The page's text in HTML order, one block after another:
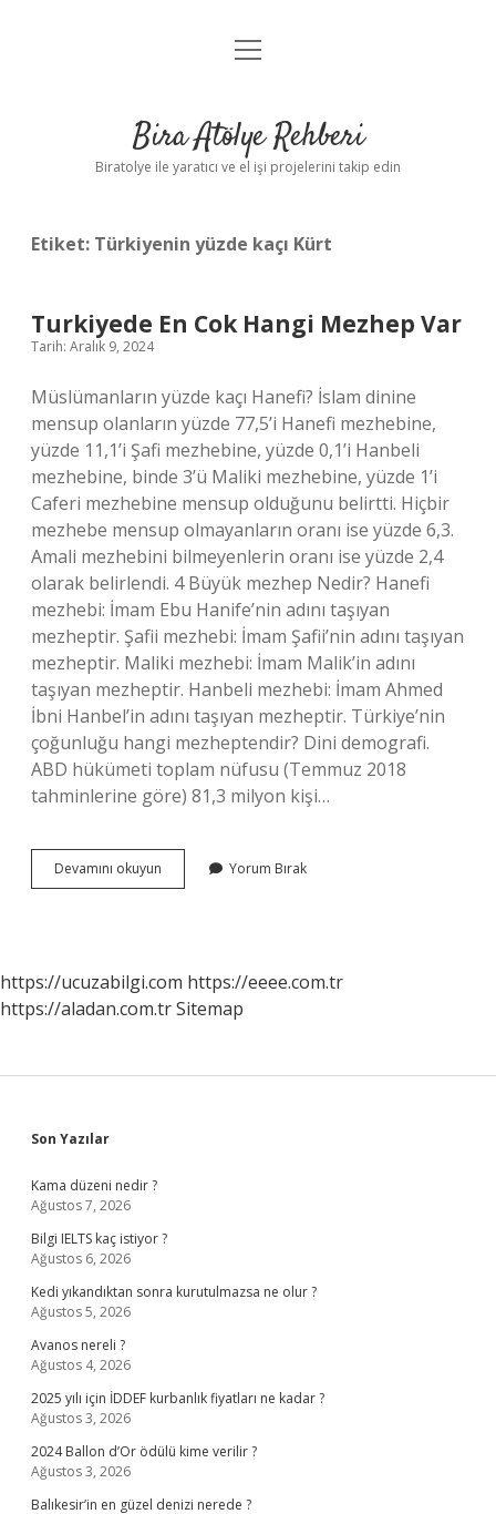
Anasayfa
Yasal Uyarı
menüyü
Bira Atölye Rehberi
Biratolye ile yaratıcı ve el işi projelerini takip edin
Etiket: Türkiyenin yüzde kaçı Kürt
Turkiyede En Cok Hangi Mezhep Var
Tarih: Aralık 9, 2024
Müslümanların yüzde kaçı Hanefi? İslam dinine
mensup olanların yüzde 77,5’i Hanefi mezhebine,
yüzde 11,1’i Şafi mezhebine, yüzde 0,1’i Hanbeli
mezhebine, binde 3’ü Maliki mezhebine, yüzde 1’i
Caferi mezhebine mensup olduğunu belirtti. Hiçbir
mezhebe mensup olmayanların oranı ise yüzde 6,3.
Amali mezhebini bilmeyenlerin oranı ise yüzde 2,4
olarak belirlendi. 4 Büyük mezhep Nedir? Hanefi
mezhebi: İmam Ebu Hanife’nin adını taşıyan
mezheptir. Şafii mezhebi: İmam Şafii’nin adını taşıyan
mezheptir. Maliki mezhebi: İmam Malik’in adını
taşıyan mezheptir. Hanbeli mezhebi: İmam Ahmed
İbni Hanbel’in adını taşıyan mezheptir. Türkiye’nin
çoğunluğu hangi mezheptendir? Dini demografi.
ABD hükümeti toplam nüfusu (Temmuz 2018
tahminlerine göre) 81,3 milyon kişi…
Devamını okuyun Turkiyede
En
Yorum Bırak
https://ucuzabilgi.com https://eeee.com.tr
https://aladan.com.trSitemap
Sidebar
Son Yazılar
Kama düzeni nedir ?
Ağustos 7, 2026
Bilgi IELTS kaç istiyor ?
Ağustos 6, 2026
Kedi yıkandıktan sonra kurutulmazsa ne olur ?
Ağustos 5, 2026
Avanos nereli ?
Ağustos 4, 2026
2025 yılı için İDDEF kurbanlık fiyatları ne kadar ?
Ağustos 3, 2026
2024 Ballon d’Or ödülü kime verilir ?
Ağustos 3, 2026
Balıkesir’in en güzel denizi nerede ?